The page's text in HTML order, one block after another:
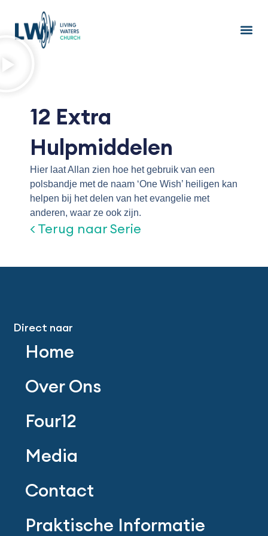
naar
12 Extra
Hulpmiddelen
Hier laat Allan zien hoe het gebruik van een
polsbandje met de naam ‘One Wish’ heiligen kan
helpen bij het delen van het evangelie met
anderen, waar ze ook zijn.
< Terug naar Serie
Direct naar
Home
Over Ons
Four12
Media
Contact
Praktische Informatie